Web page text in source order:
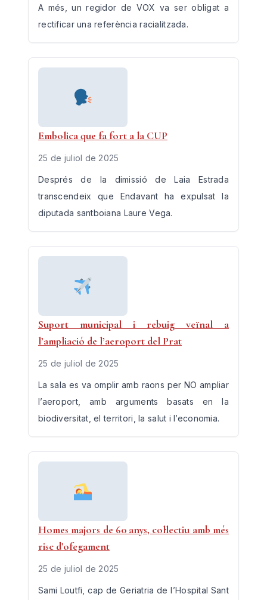
A més, un regidor de VOX va ser obligat a
rectificar una referència racialitzada.
Embolica que fa fort a la CUP
25 de juliol de 2025
Després de la dimissió de Laia Estrada
transcendeix que Endavant ha expulsat la
diputada santboiana Laure Vega.
Suport municipal i rebuig veïnal a
l’ampliació de l’aeroport del Prat
25 de juliol de 2025
La sala es va omplir amb raons per NO ampliar
l’aeroport, amb arguments basats en la
biodiversitat, el territori, la salut i l’economia.
Homes majors de 60 anys, col·lectiu amb més
risc d’ofegament
25 de juliol de 2025
Sami Loutfi, cap de Geriatria de l’Hospital Sant